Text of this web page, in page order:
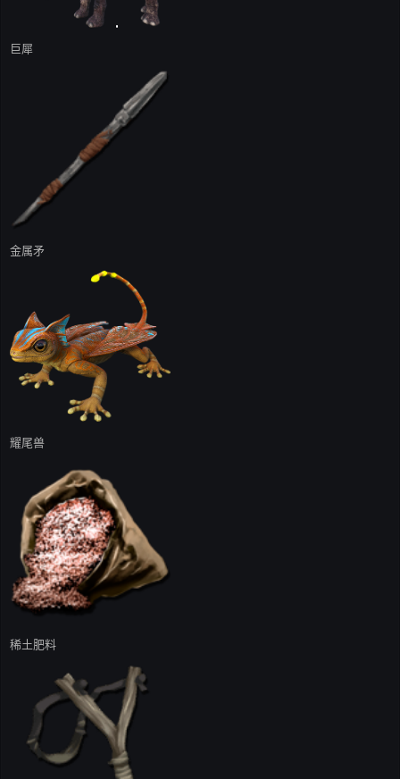
巨犀
金属矛
耀尾兽
稀土肥料